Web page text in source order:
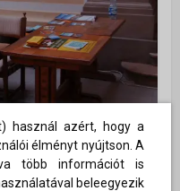
használ azért, hogy a
élményt nyújtson. A
több információt is
beleegyezik